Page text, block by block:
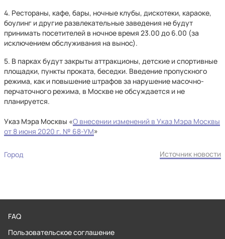
4. Рестораны, кафе, бары, ночные клубы, дискотеки, караоке,
боулинг и другие развлекательные заведения не будут
принимать посетителей в ночное время 23.00 до 6.00 (за
исключением обслуживания на вынос).
5. В парках будут закрыты аттракционы, детские и спортивные
площадки, пункты проката, беседки. Введение пропускного
режима, как и повышение штрафов за нарушение масочно-
перчаточного режима, в Москве не обсуждается и не
планируется.
Указ Мэра Москвы «О внесении изменений в Указ Мэра Москвы
от 8 июня 2020 г. № 68-УМ»
Город Источник новости
FAQ
Пользовательское соглашение